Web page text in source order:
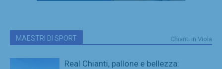
MAESTRI DI SPORT Chianti in Viola
Real Chianti, pallone e bellezza: